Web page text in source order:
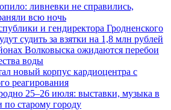
ливневки не справились,
всю ночь
и гендиректора Гродненского
судить за взятки на 1,8 млн рублей
Волковыска ожидаются перебои
воды
новый корпус кардиоцентра с
реагирования
25–26 июля: выставки, музыка в
по старому городу